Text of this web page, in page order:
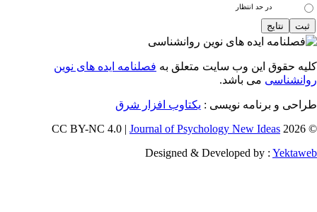
در حد انتظار
حقوق این وب سایت متعلق بهفصلنامه ایده های نوین
می باشد.
و برنامه نویسی : یکتاوب افزار شرق
©
Journal of Psychology New Ideas
Designed & Developed by :